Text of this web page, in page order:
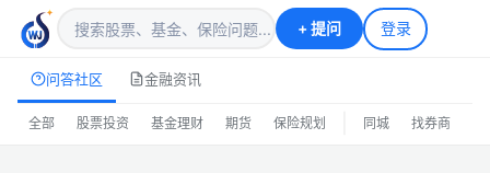
+提问 登录
问答社区 金融资讯
全部 股票投资 基金理财 期货 保险规划 同城 找券商